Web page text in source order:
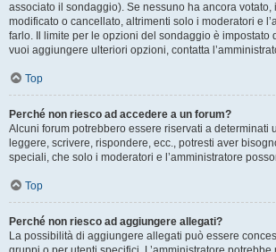
associato il sondaggio). Se nessuno ha ancora
modificato o cancellato, altrimenti solo i moderatori e
farlo. Il limite per le opzioni del sondaggio è impostato
vuoi aggiungere ulteriori opzioni, contatta
Top
Perché non riesco ad accedere a un forum?
Alcuni forum potrebbero essere riservati a determinati
leggere, scrivere, rispondere, ecc., potresti aver
speciali, che solo i moderatori e l’amministratore
Top
Perché non riesco ad aggiungere allegati?
La possibilità di aggiungere allegati può essere